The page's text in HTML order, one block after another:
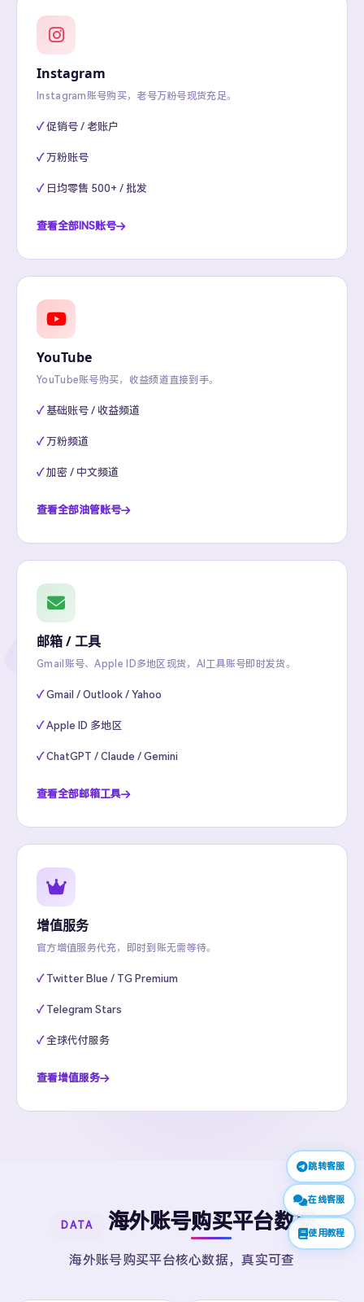
Instagram
Instagram账号购买，老号万粉号现货充足。
促销号 / 老账户
万粉账号
日均零售 500+ / 批发
查看全部INS账号
YouTube
YouTube账号购买，收益频道直接到手。
基础账号 / 收益频道
万粉频道
加密 / 中文频道
查看全部油管账号
邮箱 / 工具
Gmail账号、Apple ID多地区现货，AI工具账号即时发货。
Gmail / Outlook / Yahoo
Apple ID 多地区
ChatGPT / Claude / Gemini
查看全部邮箱工具
增值服务
官方增值服务代充，即时到账无需等待。
Twitter Blue / TG Premium
Telegram Stars
全球代付服务
查看增值服务
DATA 海外账号购买平台数据
海外账号购买平台核心数据，真实可查
跳转客服
在线客服
使用教程